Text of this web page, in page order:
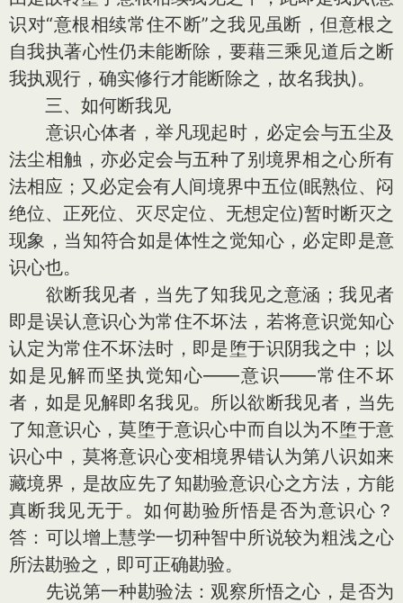
识对“意根相续常住不断”之我见虽断，但意根之
自我执著心性仍未能断除，要藉三乘见道后之断
我执观行，确实修行才能断除之，故名我执)。
三、如何断我见
意识心体者，举凡现起时，必定会与五尘及
法尘相触，亦必定会与五种了别境界相之心所有
法相应；又必定会有人间境界中五位(眠熟位、闷
绝位、正死位、灭尽定位、无想定位)暂时断灭之
现象，当知符合如是体性之觉知心，必定即是意
识心也。
欲断我见者，当先了知我见之意涵；我见者
即是误认意识心为常住不坏法，若将意识觉知心
认定为常住不坏法时，即是堕于识阴我之中；以
如是见解而坚执觉知心——意识——常住不坏
者，如是见解即名我见。所以欲断我见者，当先
了知意识心，莫堕于意识心中而自以为不堕于意
识心中，莫将意识心变相境界错认为第八识如来
藏境界，是故应先了知勘验意识心之方法，方能
真断我见无于。如何勘验所悟是否为意识心？
答：可以增上慧学一切种智中所说较为粗浅之心
所法勘验之，即可正确勘验。
先说第一种勘验法：观察所悟之心，是否为